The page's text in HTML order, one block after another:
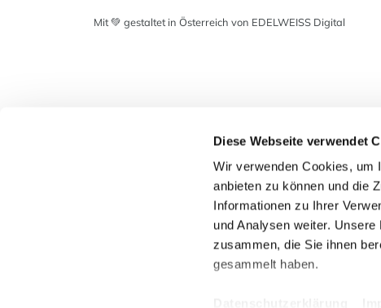
Diese Webseite verwendet
Wir verwenden Cookies, um
anbieten zu können und die
Informationen zu Ihrer
und Analysen weiter.
zusammen, die Sie ihnen
gesammelt haben.
Mit 💚 gestaltet in Österreich von EDELWEISS Digital
Mag. (FH)
freshspa
8010 Graz
+43 316